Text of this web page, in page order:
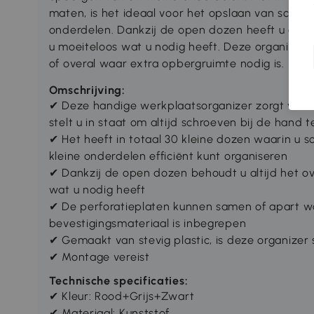
maten, is het ideaal voor het opslaan van
onderdelen. Dankzij de open dozen heeft u
u moeiteloos wat u nodig heeft. Deze
of overal waar extra opbergruimte nodig is.
Omschrijving:
✔ Deze handige werkplaatsorganizer zorgt
stelt u in staat om altijd schroeven bij de hand
✔ Het heeft in totaal 30 kleine dozen waarin u
kleine onderdelen efficiënt kunt organiseren
✔ Dankzij de open dozen behoudt u altijd het
wat u nodig heeft
✔ De perforatieplaten kunnen samen of apart
bevestigingsmateriaal is inbegrepen
✔ Gemaakt van stevig plastic, is deze
✔ Montage vereist
Technische specificaties:
✔ Kleur: Rood+Grijs+Zwart